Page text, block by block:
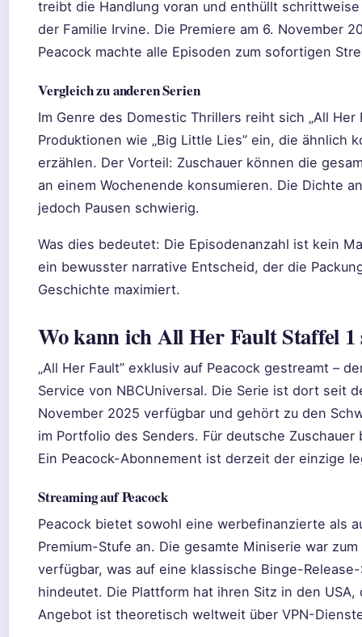
treibt die Handlung voran und enthüllt
der Familie Irvine. Die Premiere am 6. November
Peacock machte alle Episoden zum sofortigen
Vergleich zu anderen Serien
Im Genre des Domestic Thrillers reiht sich „All Her
Produktionen wie „Big Little Lies” ein, die ähnlich
erzählen. Der Vorteil: Zuschauer können die
an einem Wochenende konsumieren. Die Dichte
jedoch Pausen schwierig.
Was dies bedeutet: Die Episodenanzahl ist kein
ein bewusster narrative Entscheid, der die
Geschichte maximiert.
Wo kann ich All Her Fault Staffel 1
„All Her Fault” exklusiv auf Peacock gestreamt –
Service von NBCUniversal. Die Serie ist dort seit
November 2025 verfügbar und gehört zu den
im Portfolio des Senders. Für deutsche Zuschauer
Ein Peacock-Abonnement ist derzeit der einzige
Streaming auf Peacock
Peacock bietet sowohl eine werbefinanzierte als
Premium-Stufe an. Die gesamte Miniserie war
verfügbar, was auf eine klassische Binge-
hindeutet. Die Plattform hat ihren Sitz in den USA,
Angebot ist theoretisch weltweit über VPN-